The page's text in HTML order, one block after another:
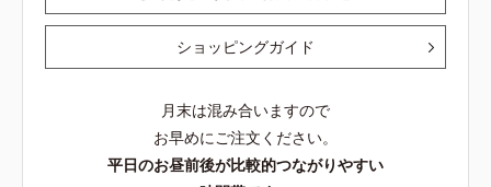
ショッピングガイド
月末は混み合いますので
お早めにご注文ください。
平日のお昼前後が比較的つながりやすい